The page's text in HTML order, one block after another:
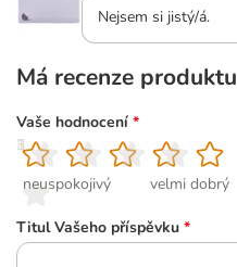
Nejsem si jistý/á.
Má recenze produktu
Vaše hodnocení *
1
neuspokojivý
2
3
4
5
velmi dobrý
Titul Vašeho příspěvku *